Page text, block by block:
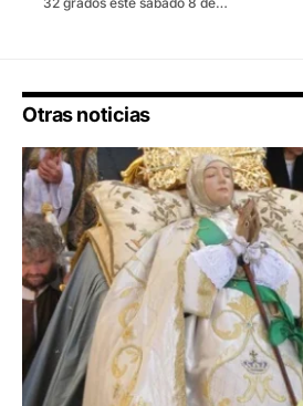
Otras noticias